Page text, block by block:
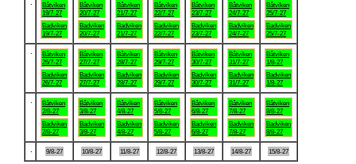
Båtviken
19/7-27
Badviken
19/7-27
Båtviken
20/7-27
Badviken
20/7-27
Båtviken
21/7-27
Badviken
21/7-27
Båtviken
22/7-27
Badviken
22/7-27
Båtviken
23/7-27
Badviken
23/7-27
Båtviken
24/7-27
Badviken
24/7-27
Båtviken
25/7-27
Badviken
25/7-27
Båtviken
26/7-27
Badviken
26/7-27
Båtviken
27/7-27
Badviken
27/7-27
Båtviken
28/7-27
Badviken
28/7-27
Båtviken
29/7-27
Badviken
29/7-27
Båtviken
30/7-27
Badviken
30/7-27
Båtviken
31/7-27
Badviken
31/7-27
Båtviken
1/8-27
Badviken
1/8-27
Båtviken
2/8-27
Badviken
2/8-27
Båtviken
3/8-27
Badviken
3/8-27
Båtviken
4/8-27
Badviken
4/8-27
Båtviken
5/8-27
Badviken
5/8-27
Båtviken
6/8-27
Badviken
6/8-27
Båtviken
7/8-27
Badviken
7/8-27
Båtviken
8/8-27
Badviken
8/8-27
9/8-27 10/8-27 11/8-27 12/8-27 13/8-27 14/8-27 15/8-27